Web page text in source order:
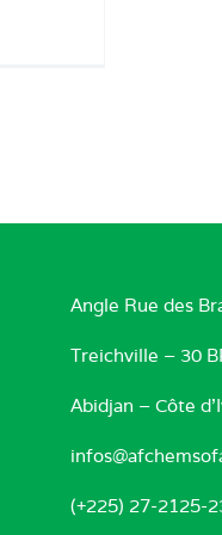
Angle Rue des
Treichville – 30
Abidjan – Côte
(+225) 27-2125-